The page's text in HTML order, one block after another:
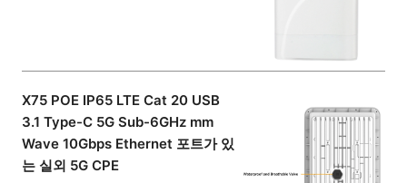
X75 POE IP65 LTE Cat 20 USB
3.1 Type-C 5G Sub-6GHz mm
Wave 10Gbps Ethernet 포트가 있
는 실외 5G CPE